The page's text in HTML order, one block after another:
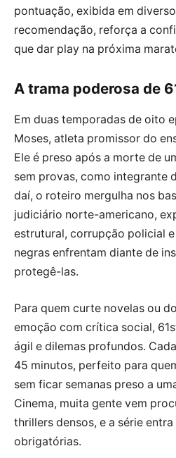
pontuação, exibida em
recomendação, reforça a
que dar play na próxima
A trama poderosa de
Em duas temporadas de oito
Moses, atleta promissor do
Ele é preso após a morte de
sem provas, como integrante
daí, o roteiro mergulha nos
judiciário norte-americano,
estrutural, corrupção policial
negras enfrentam diante de
protegê-las.
Para quem curte novelas ou
emoção com crítica social,
ágil e dilemas profundos.
45 minutos, perfeito para
sem ficar semanas preso a
Cinema, muita gente vem
thrillers densos, e a série
obrigatórias.